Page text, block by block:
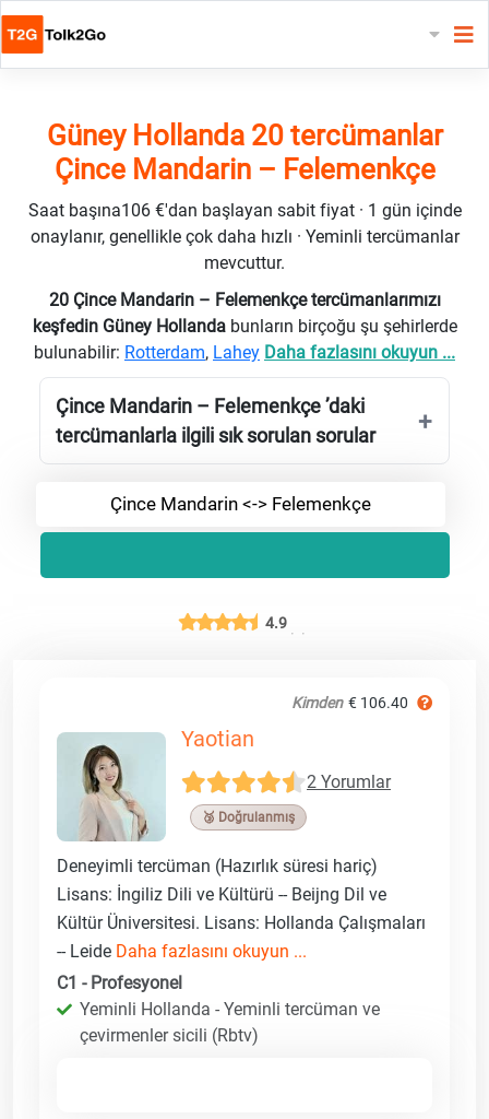
Güney Hollanda 20 tercümanlar
Çince Mandarin – Felemenkçe
Saat başına106 €'dan başlayan sabit fiyat · 1 gün içinde
onaylanır, genellikle çok daha hızlı · Yeminli tercümanlar
mevcuttur.
20 Çince Mandarin – Felemenkçe tercümanlarımızı
keşfedin Güney Hollanda bunların birçoğu şu şehirlerde
bulunabilir: Rotterdam, Lahey Daha fazlasını okuyun ...
Çince Mandarin – Felemenkçe ’daki
tercümanlarla ilgili sık sorulan sorular
Çince Mandarin <-> Felemenkçe
4.9
Kimden € 106.40
Yaotian
2 Yorumlar
🥉 Doğrulanmış
Deneyimli tercüman (Hazırlık süresi hariç)
Lisans: İngiliz Dili ve Kültürü -- Beijng Dil ve
Kültür Üniversitesi. Lisans: Hollanda Çalışmaları
-- Leide Daha fazlasını okuyun ...
C1 - Profesyonel
Yeminli Hollanda - Yeminli tercüman ve
çevirmenler sicili (Rbtv)